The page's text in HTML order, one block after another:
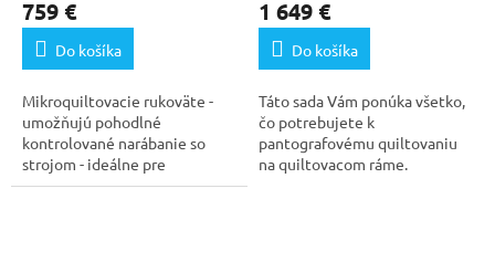
759 €
Do košíka
Mikroquiltovacie rukoväte -
umožňujú pohodlné
kontrolované narábanie so
strojom - ideálne pre
mikroprácu - ergonomický
1 649 €
Do košíka
Táto sada Vám ponúka všetko,
čo potrebujete k
pantografovému quiltovaniu
na quiltovacom ráme.